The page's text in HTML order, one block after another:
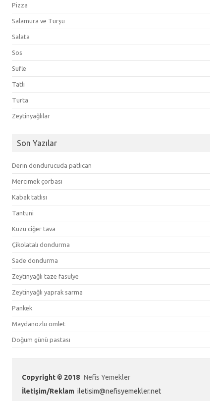
Pizza
Salamura ve Turşu
Salata
Sos
Sufle
Tatlı
Turta
Zeytinyağlılar
Son Yazılar
Derin dondurucuda patlıcan
Mercimek çorbası
Kabak tatlısı
Tantuni
Kuzu ciğer tava
Çikolatalı dondurma
Sade dondurma
Zeytinyağlı taze fasulye
Zeytinyağlı yaprak sarma
Pankek
Maydanozlu omlet
Doğum günü pastası
Copyright © 2018 Nefis Yemekler
İletişim/Reklam iletisim@nefisyemekler.net